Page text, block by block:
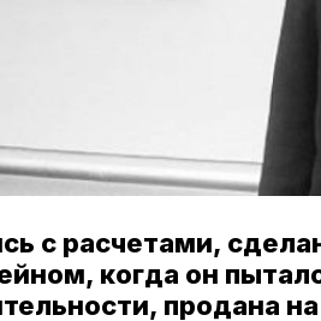
с расчетами,
когда он
продана